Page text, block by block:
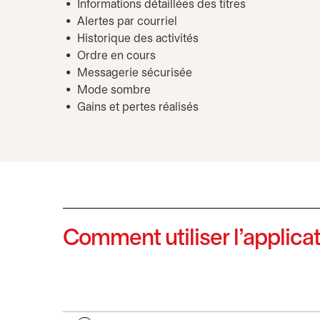
Informations détaillées des titres
Alertes par courriel
Historique des activités
Ordre en cours
Messagerie sécurisée
Mode sombre
Gains et pertes réalisés
Comment utiliser